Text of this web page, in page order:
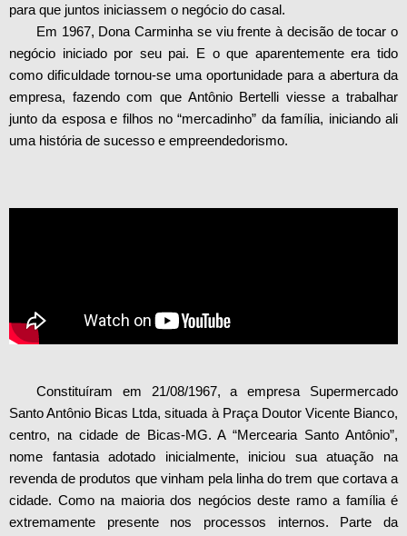
para que juntos iniciassem o negócio do casal.
Em 1967, Dona Carminha se viu frente à decisão de tocar o
negócio iniciado por seu pai. E o que aparentemente era tido
como dificuldade tornou-se uma oportunidade para a abertura da
empresa, fazendo com que Antônio Bertelli viesse a trabalhar
junto da esposa e filhos no “mercadinho” da família, iniciando ali
uma história de sucesso e empreendedorismo.
Constituíram em 21/08/1967, a empresa Supermercado
Santo Antônio Bicas Ltda, situada à Praça Doutor Vicente Bianco,
centro, na cidade de Bicas-MG. A “Mercearia Santo Antônio”,
nome fantasia adotado inicialmente, iniciou sua atuação na
revenda de produtos que vinham pela linha do trem que cortava a
cidade. Como na maioria dos negócios deste ramo a família é
extremamente presente nos processos internos. Parte da